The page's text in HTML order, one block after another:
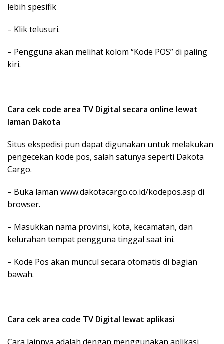
lebih spesifik
– Klik telusuri.
– Pengguna akan melihat kolom “Kode POS” di paling
kiri.
Cara cek code area TV Digital secara online lewat
laman Dakota
Situs ekspedisi pun dapat digunakan untuk melakukan
pengecekan kode pos, salah satunya seperti Dakota
Cargo.
– Buka laman www.dakotacargo.co.id/kodepos.asp di
browser.
– Masukkan nama provinsi, kota, kecamatan, dan
kelurahan tempat pengguna tinggal saat ini.
– Kode Pos akan muncul secara otomatis di bagian
bawah.
Cara cek area code TV Digital lewat aplikasi